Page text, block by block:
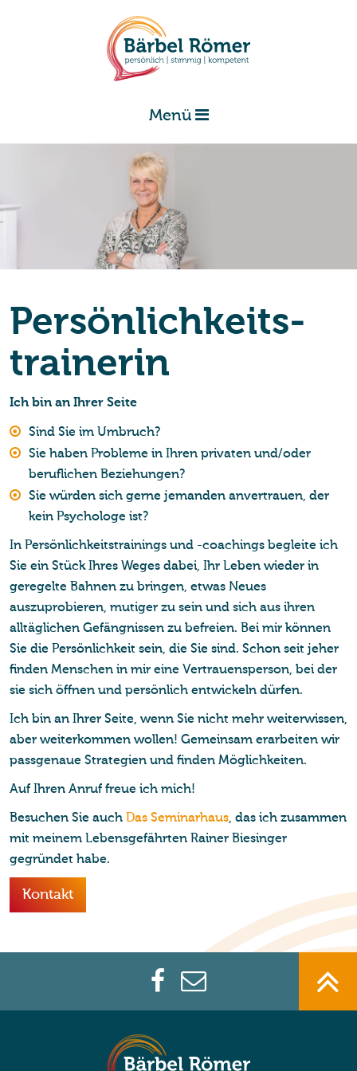
Menü
Per­sön­lich­keits­
trai­ne­rin
Ich bin an Ihrer Seite
Sind Sie im Umbruch?
Sie haben Probleme in Ihren privaten und/oder
beruflichen Beziehungen?
Sie würden sich gerne jemanden anvertrauen, der
kein Psychologe ist?
In Persönlichkeitstrainings und -coachings begleite ich
Sie ein Stück Ihres Weges dabei, Ihr Leben wieder in
geregelte Bahnen zu bringen, etwas Neues
auszuprobieren, mutiger zu sein und sich aus ihren
alltäglichen Gefängnissen zu befreien. Bei mir können
Sie die Persönlichkeit sein, die Sie sind. Schon seit jeher
finden Menschen in mir eine Vertrauensperson, bei der
sie sich öffnen und persönlich entwickeln dürfen.
Ich bin an Ihrer Seite, wenn Sie nicht mehr weiterwissen,
aber weiterkommen wollen! Gemeinsam erarbeiten wir
passgenaue Strategien und finden Möglichkeiten.
Auf Ihren Anruf freue ich mich!
Besuchen Sie auch Das Seminarhaus, das ich zusammen
mit meinem Lebensgefährten Rainer Biesinger
gegründet habe.
Kontakt